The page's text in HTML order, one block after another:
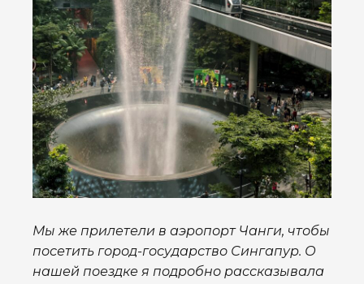
Мы же прилетели в аэропорт Чанги, чтобы
посетить город-государство Сингапур. О
нашей поездке я подробно рассказывала